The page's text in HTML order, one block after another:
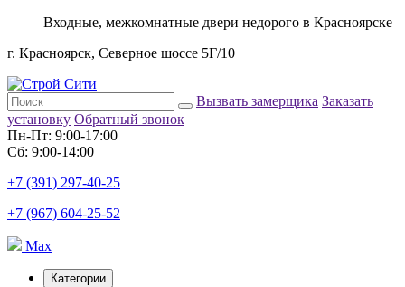
Входные, межкомнатные двери недорого в Красноярске
г. Красноярск, Северное шоссе 5Г/10
Вызвать замерщика Заказать
установку Обратный звонок
Пн-Пт: 9:00-17:00
Сб: 9:00-14:00
+7 (391) 297-40-25
+7 (967) 604-25-52
Max
Категории